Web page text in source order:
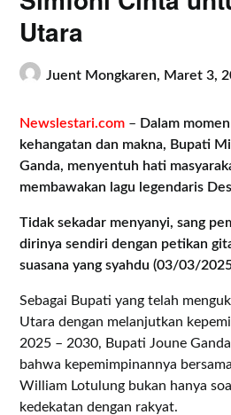
Utara
Juent Mongkaren, Maret 3,
Newslestari.com – Dalam
kehangatan dan makna, Bupati
Ganda, menyentuh hati
membawakan lagu legendaris
Tidak sekadar menyanyi, sang
dirinya sendiri dengan petikan
suasana yang syahdu (03/03/
Sebagai Bupati yang telah
Utara dengan melanjutkan
2025 – 2030, Bupati Joune
bahwa kepemimpinannya
William Lotulung bukan hanya
kedekatan dengan rakyat.